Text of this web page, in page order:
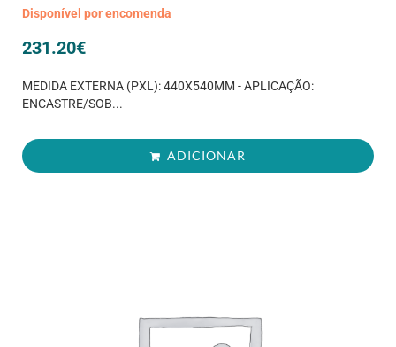
Disponível por encomenda
231.20€
MEDIDA EXTERNA (PXL): 440X540MM - APLICAÇÃO:
ENCASTRE/SOB...
ADICIONAR